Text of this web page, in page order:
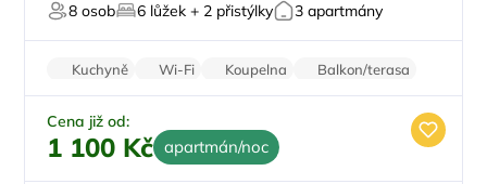
8 osob 6 lůžek + 2 přistýlky 3 apartmány
Kuchyně Wi-Fi Koupelna
Balkon/terasa
Stolní hry
Cena již od:
1 100 Kč apartmán/noc